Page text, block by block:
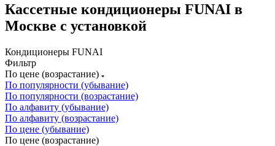
Кассетные кондиционеры FUNAI в
Москве с установкой
Кондиционеры FUNAI
Фильтр
По цене (возрастание)
По популярности (убывание)
По популярности (возрастание)
По алфавиту (убывание)
По алфавиту (возрастание)
По цене (убывание)
По цене (возрастание)